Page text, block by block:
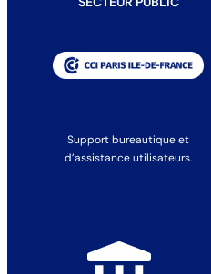
Support bureautique et
d’assistance utilisateurs.